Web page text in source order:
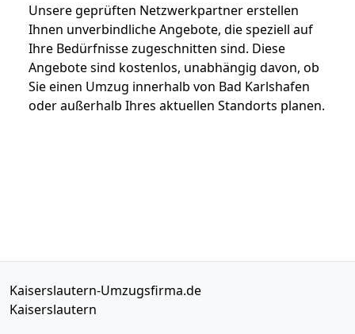
Unsere geprüften Netzwerkpartner erstellen
Ihnen unverbindliche Angebote, die speziell auf
Ihre Bedürfnisse zugeschnitten sind. Diese
Angebote sind kostenlos, unabhängig davon, ob
Sie einen Umzug innerhalb von Bad Karlshafen
oder außerhalb Ihres aktuellen Standorts planen.
Kaiserslautern-Umzugsfirma.de
Kaiserslautern